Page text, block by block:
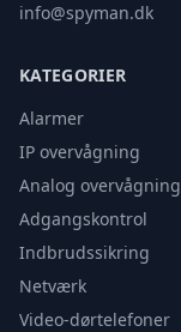
info@spyman.dk
KATEGORIER
Alarmer
IP overvågning
Analog overvågning
Adgangskontrol
Indbrudssikring
Netværk
Video-dørtelefoner